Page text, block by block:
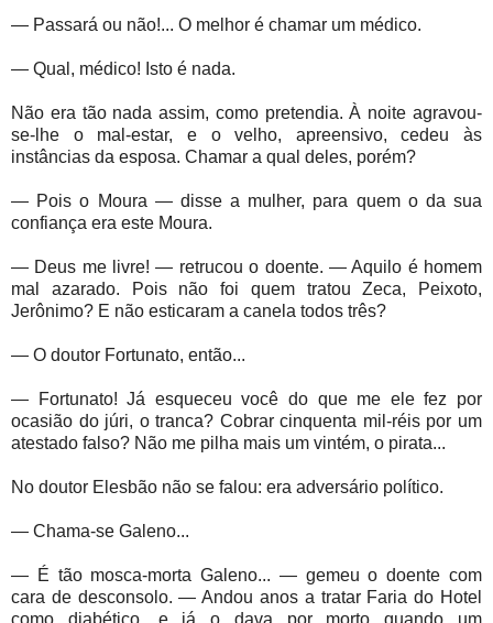
— Passará ou não!... O melhor é chamar um médico.
— Qual, médico! Isto é nada.
Não era tão nada assim, como pretendia. À noite agravou-
se-lhe o mal-estar, e o velho, apreensivo, cedeu às
instâncias da esposa. Chamar a qual deles, porém?
— Pois o Moura — disse a mulher, para quem o da sua
confiança era este Moura.
— Deus me livre! — retrucou o doente. — Aquilo é homem
mal azarado. Pois não foi quem tratou Zeca, Peixoto,
Jerônimo? E não esticaram a canela todos três?
— O doutor Fortunato, então...
— Fortunato! Já esqueceu você do que me ele fez por
ocasião do júri, o tranca? Cobrar cinquenta mil-réis por um
atestado falso? Não me pilha mais um vintém, o pirata...
No doutor Elesbão não se falou: era adversário político.
— Chama-se Galeno...
— É tão mosca-morta Galeno... — gemeu o doente com
cara de desconsolo. — Andou anos a tratar Faria do Hotel